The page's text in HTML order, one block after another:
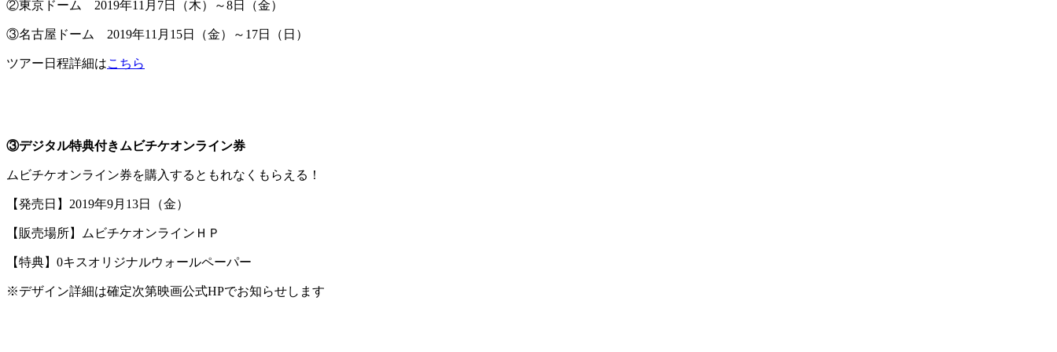
②東京ドーム 2019年11月7日（木）～8日（金）
③名古屋ドーム 2019年11月15日（金）～17日（日）
ツアー日程詳細はこちら
③デジタル特典付きムビチケオンライン券
ムビチケオンライン券を購入するともれなくもらえる！
【発売日】2019年9月13日（金）
【販売場所】ムビチケオンラインＨＰ
【特典】0キスオリジナルウォールペーパー
※デザイン詳細は確定次第映画公式HPでお知らせします